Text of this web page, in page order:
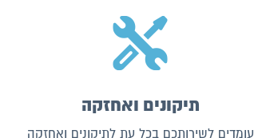
תיקונים ואחזקה
עומדים לשירותכם בכל עת לתיקונים ואחזקה